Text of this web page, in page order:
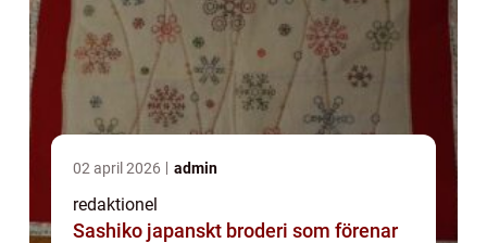
02 april 2026 admin
redaktionel
Sashiko japanskt broderi som förenar